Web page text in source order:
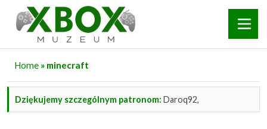
Home » minecraft
Dziękujemy szczególnym patronom: Daroq92,